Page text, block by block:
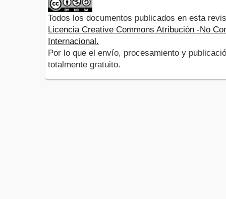
Todos los documentos publicados en esta
Licencia Creative Commons Atribución -No
Internacional.
Por lo que el envío, procesamiento y
totalmente gratuito.